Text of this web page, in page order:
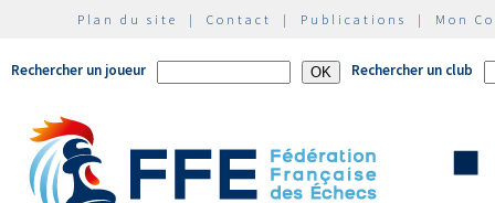
Plan du site | Contact | Publications | Mon
Rechercher un joueur Rechercher un club